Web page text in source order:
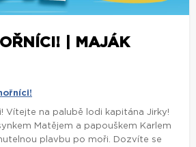
| MAJÁK
Vítejte na palubě lodi kapitána Jirky!
Matějem a papouškem Karlem
plavbu po moři. Dozvíte se